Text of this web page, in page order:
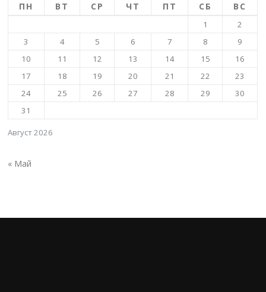
Август 2026
ПН ВТ СР ЧТ ПТ СБ ВС
1
2
3
4 5 6 7 8
9
10
11 12 13 14 15
16
17
18 19 20 21 22
23
24
25 26 27 28 29
30
31
« Май